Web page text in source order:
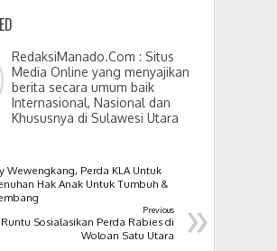
RedaksiManado.Com : Situs
Media Online yang menyajikan
berita secara umum baik
Internasional, Nasional dan
Khususnya di Sulawesi Utara
Wewengkang, Perda KLA Untuk
Hak Anak Untuk Tumbuh &
»
Previous
Sosialasikan Perda Rabies di
Woloan Satu Utara